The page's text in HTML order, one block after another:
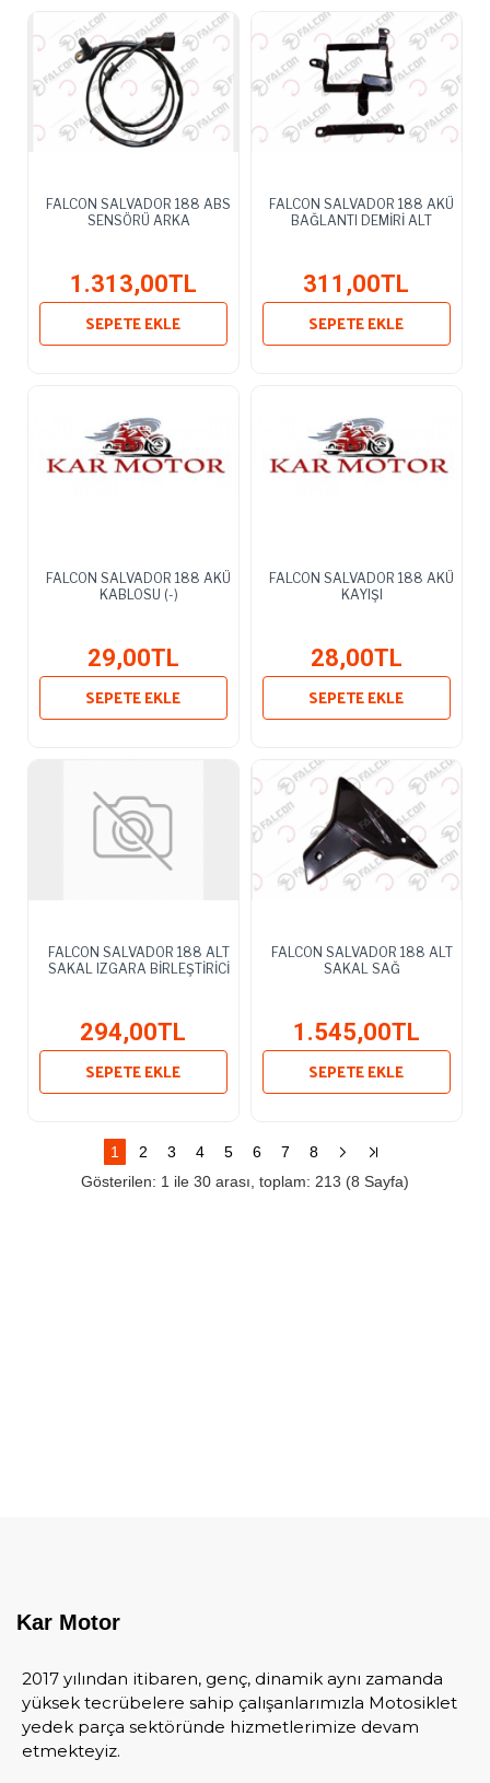
FALCON SALVADOR 188 ABS
SENSÖRÜ ARKA
1.313,00TL
SEPETE EKLE
FALCON SALVADOR 188 AKÜ
BAĞLANTI DEMİRİ ALT
311,00TL
SEPETE EKLE
FALCON SALVADOR 188 AKÜ
KABLOSU (-)
29,00TL
SEPETE EKLE
FALCON SALVADOR 188 AKÜ
KAYIŞI
28,00TL
SEPETE EKLE
FALCON SALVADOR 188 ALT
SAKAL IZGARA BİRLEŞTİRİCİ
294,00TL
SEPETE EKLE
FALCON SALVADOR 188 ALT
SAKAL SAĞ
1.545,00TL
SEPETE EKLE
1 2 3 4 5 6 7
8
Gösterilen: 1 ile 30 arası, toplam: 213 (8 Sayfa)
Kar Motor
2017 yılından itibaren, genç, dinamik aynı zamanda
yüksek tecrübelere sahip çalışanlarımızla Motosiklet
yedek parça sektöründe hizmetlerimize devam
etmekteyiz.